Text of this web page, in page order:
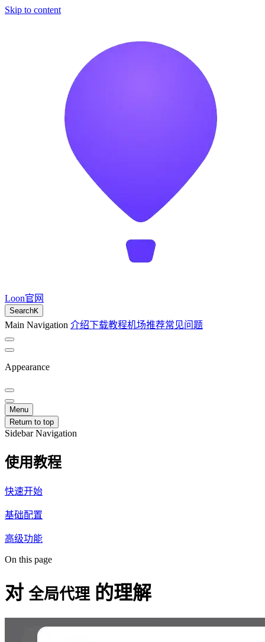
Skip to content
Loon官网
SearchK
Main Navigation 介绍下载教程机场推荐常见问题
Appearance
Menu
Return to top
Sidebar Navigation
使用教程
快速开始
基础配置
高级功能
On this page
对 全局代理的理解